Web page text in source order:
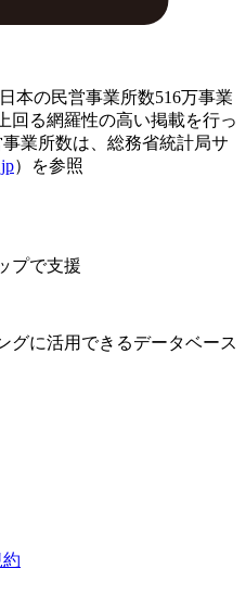
本の民営事業所数516万事業
回る網羅性の高い掲載を行っ
業所数は、総務省統計局サ
）を参照
プで支援
グに活用できるデータベース